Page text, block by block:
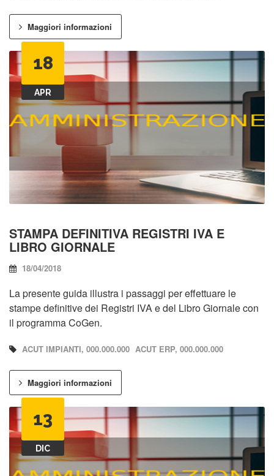
Maggiori informazioni
18
APR
STAMPA DEFINITIVA REGISTRI IVA E
LIBRO GIORNALE
18/04/2018
La presente guida illustra i passaggi per effettuare le
stampe definitive dei Registri IVA e del Libro Giornale con
il programma CoGen.
ACUT IMPIANTI, 000.000.000 ACUT ERP, 000.000.000
Maggiori informazioni
13
DIC